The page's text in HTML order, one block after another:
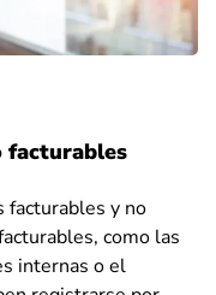
facturables
facturables y no
como las
internas o el